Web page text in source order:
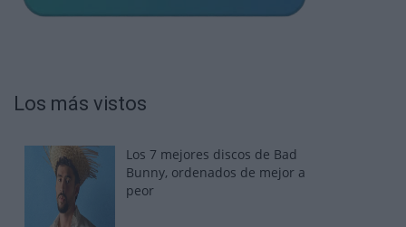
Los más vistos
Los 7 mejores discos de Bad
Bunny, ordenados de mejor a
peor